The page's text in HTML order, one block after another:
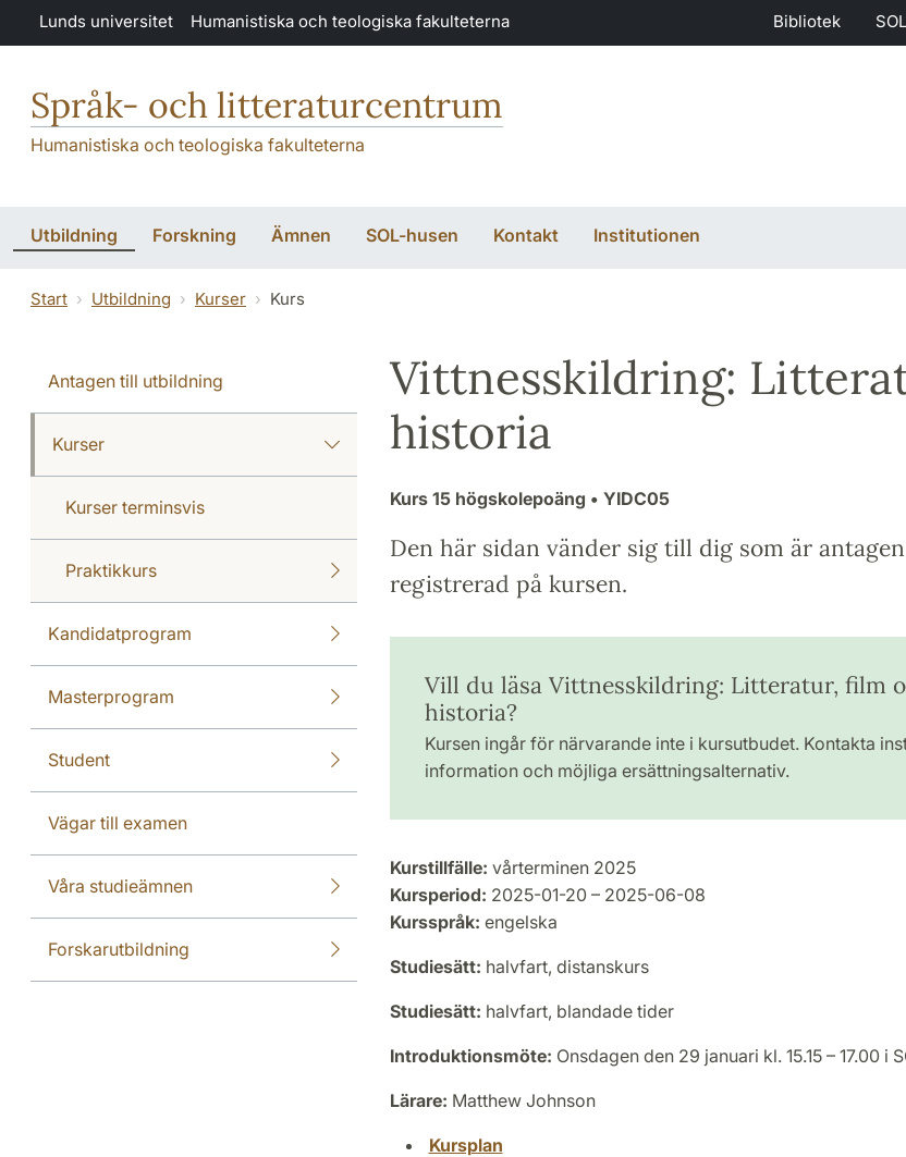
Hoppa till huvudinnehåll
Lunds universitet Humanistiska och teologiska fakulteterna Bibliotek SOL
Språk- och litteraturcentrum
Humanistiska och teologiska fakulteterna
Utbildning Forskning Ämnen SOL-husen Kontakt Institutionen
Start Utbildning Kurser Kurs
Antagen till utbildning
Kurser
Kurser terminsvis
Praktikkurs
Kandidatprogram
Masterprogram
Student
Vägar till examen
Våra studieämnen
Forskarutbildning
Vittnesskildring:
historia
Kurs 15 högskolepoäng • YIDC05
Den här sidan vänder sig till dig som är
registrerad på kursen.
Vill du läsa Vittnesskildring: Litteratur, film
historia?
Kursen ingår för närvarande inte i kursutbudet. Kontakta
information och möjliga ersättningsalternativ.
Kurstillfälle: vårterminen 2025
Kursperiod: 2025-01-20 – 2025-06-08
Kursspråk: engelska
Studiesätt: halvfart, distanskurs
Studiesätt: halvfart, blandade tider
Introduktionsmöte: Onsdagen den 29 januari kl. 15.15 – 17.00 i
Lärare: Matthew Johnson
Kursplan